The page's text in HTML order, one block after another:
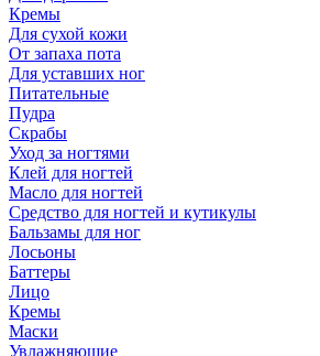
Кремы
Для сухой кожи
От запаха пота
Для уставших ног
Питательные
Пудра
Скрабы
Уход за ногтями
Клей для ногтей
Масло для ногтей
Средство для ногтей и кутикулы
Бальзамы для ног
Лосьоны
Баттеры
Лицо
Кремы
Маски
Увлажняющие